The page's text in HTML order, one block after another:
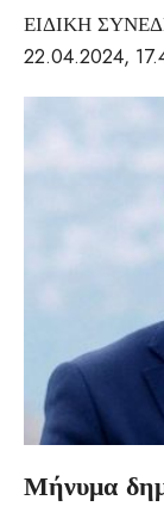
ΕΙΔΙΚΗ
22.04.2024,
Μήνυμα